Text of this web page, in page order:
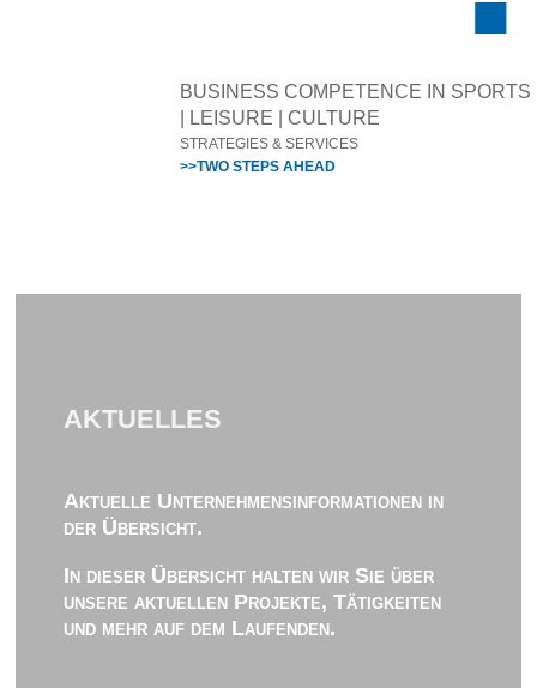
BUSINESS COMPETENCE IN SPORTS
| LEISURE | CULTURE
STRATEGIES & SERVICES
>>TWO STEPS AHEAD
AKTUELLES
Aktuelle Unternehmensinformationen in
der Übersicht.
In dieser Übersicht halten wir Sie über
unsere aktuellen Projekte, Tätigkeiten
und mehr auf dem Laufenden.